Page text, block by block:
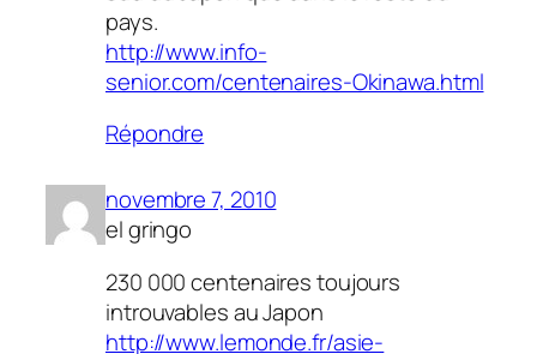
pays.
http://www.info-
senior.com/centenaires-Okinawa.html
Répondre
novembre 7, 2010
el gringo
230 000 centenaires toujours
introuvables au Japon
http://www.lemonde.fr/asie-